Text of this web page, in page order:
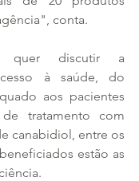
conta.
quer discutir a
à saúde, do
aos pacientes
tratamento com
canabidiol, entre os
estão as